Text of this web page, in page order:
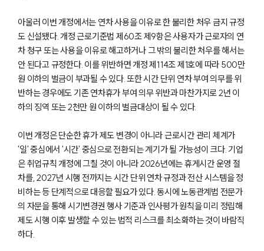
SERVICES
기업법무그룹 업무
전체
PROFESSIONALS
기업전문변호사
ABOUT
그룹소개
대륜의 강점
기업의뢰인을 위한 장점
아울러 이번 개정에서는 연차 사용을 이유로 한 불리한 처우 금지 규정
도 신설됐다. 개정 근로기준법 제60조 제9항은 사용자가 근로자의 연
차 청구 또는 사용을 이유로 해고하거나 그 밖의 불리한 처우를 해서는
안 된다고 규정한다. 이를 위반하면 개정 제114조 제1호에 따라 500만
원 이하의 벌금이 부과될 수 있다. 또한 시간 단위 연차 부여 의무를 위
반하는 경우에도 기존 연차휴가 부여 의무 위반과 마찬가지로 2년 이
하의 징역 또는 2천만 원 이하의 벌금대상이 될 수 있다.
이번 개정은 단순한 휴가 제도 변경이 아니라 근로시간 관리 체계가
'일' 중심에서 '시간' 중심으로 전환되는 계기가 될 가능성이 크다. 기업
은 취업규칙 개정에 그칠 것이 아니라 2026년에는 휴게시간 운영 절
차를, 2027년 시행 전까지는 시간 단위 연차 규정과 전산 시스템을 정
비하는 등 단계적으로 대응할 필요가 있다. 동시에 노동관계법 전문가
의 자문을 통해 시기변경권 행사 기준과 인사평가 원칙을 미리 정립해
제도 시행 이후 발생할 수 있는 법적 리스크를 최소화하는 것이 바람직
하다.